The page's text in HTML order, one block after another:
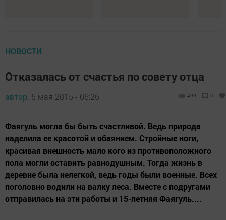
НОВОСТИ
Отказалась от счастья по совету отца
автор, 5 мая 2015 - 06:26 499 0
Фаягуль могла бы быть счастливой. Ведь природа
наделила ее красотой и обаянием. Стройные ноги,
красивая внешность мало кого из противоположного
пола могли оставить равнодушным. Тогда жизнь в
деревне была нелегкой, ведь годы были военные. Всех
поголовно водили на валку леса. Вместе с подругами
отправилась на эти работы и 15-летняя Фаягуль....